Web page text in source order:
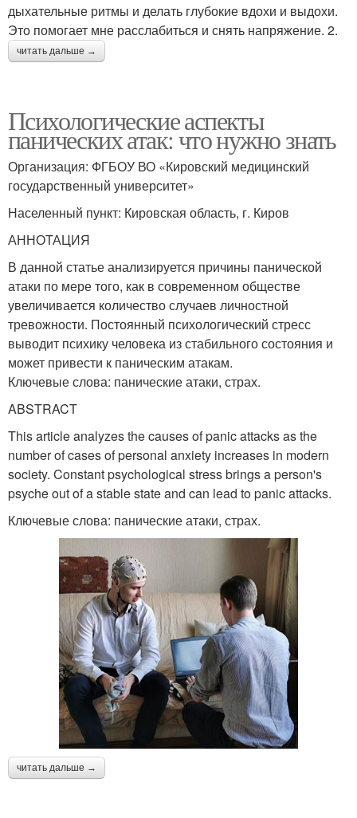
дыхательные ритмы и делать глубокие вдохи и выдохи.
Это помогает мне расслабиться и снять напряжение. 2.
читать дальше →
Психологические аспекты
панических атак: что нужно знать
Организация: ФГБОУ ВО «Кировский медицинский
государственный университет»
Населенный пункт: Кировская область, г. Киров
АННОТАЦИЯ
В данной статье анализируется причины панической
атаки по мере того, как в современном обществе
увеличивается количество случаев личностной
тревожности. Постоянный психологический стресс
выводит психику человека из стабильного состояния и
может привести к паническим атакам.
Ключевые слова: панические атаки, страх.
ABSTRACT
This article analyzes the causes of panic attacks as the
number of cases of personal anxiety increases in modern
society. Constant psychological stress brings a person's
psyche out of a stable state and can lead to panic attacks.
Ключевые слова: панические атаки, страх.
читать дальше →